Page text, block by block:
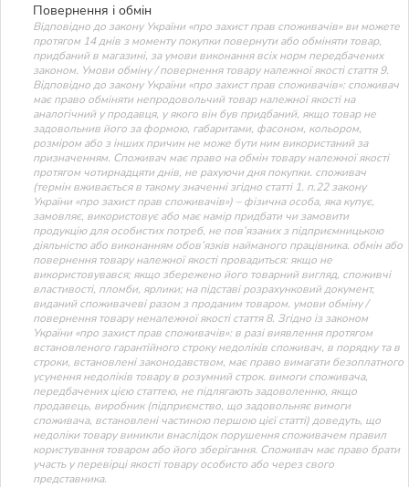
Повернення і обмін
Відповідно до закону України «про захист прав споживачів» ви можете
протягом 14 днів з моменту покупки повернути або обміняти товар,
придбаний в магазині, за умови виконання всіх норм передбачених
законом. Умови обміну / повернення товару належної якості стаття 9.
Відповідно до закону України «про захист прав споживачів»: споживач
має право обміняти непродовольчий товар належної якості на
аналогічний у продавця, у якого він був придбаний, якщо товар не
задовольнив його за формою, габаритами, фасоном, кольором,
розміром або з інших причин не може бути ним використаний за
призначенням. Споживач має право на обмін товару належної якості
протягом чотирнадцяти днів, не рахуючи дня покупки. споживач
(термін вживається в такому значенні згідно статті 1. п.22 закону
України «про захист прав споживачів») – фізична особа, яка купує,
замовляє, використовує або має намір придбати чи замовити
продукцію для особистих потреб, не пов’язаних з підприємницькою
діяльністю або виконанням обов’язків найманого працівника. обмін або
повернення товару належної якості провадиться: якщо не
використовувався; якщо збережено його товарний вигляд, споживчі
властивості, пломби, ярлики; на підставі розрахунковий документ,
виданий споживачеві разом з проданим товаром. умови обміну /
повернення товару неналежної якості стаття 8. Згідно із законом
України «про захист прав споживачів»: в разі виявлення протягом
встановленого гарантійного строку недоліків споживач, в порядку та в
строки, встановлені законодавством, має право вимагати безоплатного
усунення недоліків товару в розумний строк. вимоги споживача,
передбачених цією статтею, не підлягають задоволенню, якщо
продавець, виробник (підприємство, що задовольняє вимоги
споживача, встановлені частиною першою цієї статті) доведуть, що
недоліки товару виникли внаслідок порушення споживачем правил
користування товаром або його зберігання. Споживач має право брати
участь у перевірці якості товару особисто або через свого
представника.